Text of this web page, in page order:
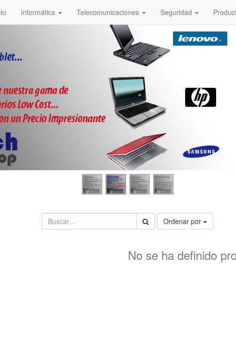
Informática Telecomunicaciones Seguridad
Ordenar por
No se ha definido